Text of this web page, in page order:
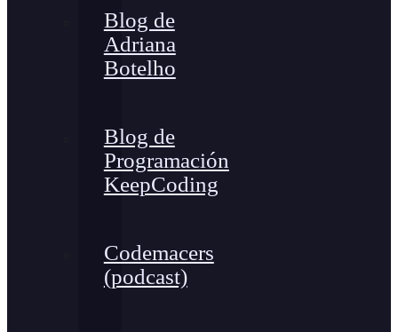
Blog de
Adriana
Botelho
Blog de
Programación
KeepCoding
Codemacers
(podcast)